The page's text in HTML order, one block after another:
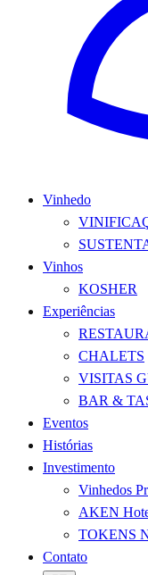
Vinhedo
Vinhos
KOSHER
Experiências
CHALETS
VISITAS
BAR &
Eventos
Histórias
Investimento
Vinhedos
AKEN
TOKENS
Contato